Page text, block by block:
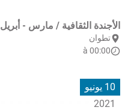
الأجندة الثقافية / مارس - أبريل 2026
تطوان
à 00:00
10 يونيو
2021